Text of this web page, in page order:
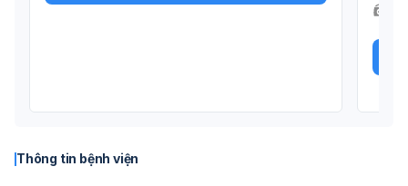
Thông tin bệnh viện